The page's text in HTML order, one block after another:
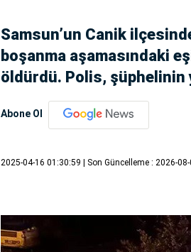
Samsun’un Canik
boşanma aşamasındaki
öldürdü. Polis, şüphelinin
Abone Ol
2025-04-16 01:30:59 | Son Güncelleme : 2026-